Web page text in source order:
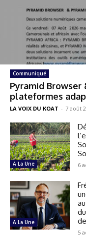
Communiqué
Pyramid Browser
plateformes
LA VOIX DU KOAT - 7 août
A La Une 6
A La Une
5